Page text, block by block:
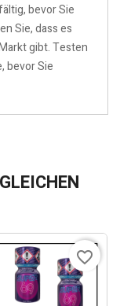
bevor Sie
Sie, dass es
gibt. Testen
bevor Sie
favorite_border